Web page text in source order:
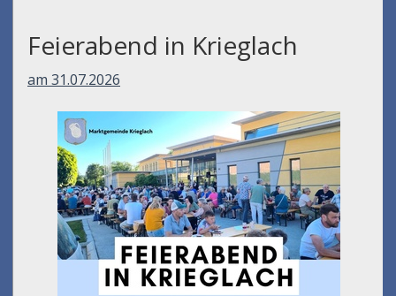
Feierabend in Krieglach
am 31.07.2026